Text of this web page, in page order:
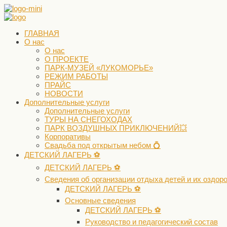
ГЛАВНАЯ
О нас
О нас
О ПРОЕКТЕ
ПАРК-МУЗЕЙ «ЛУКОМОРЬЕ»
РЕЖИМ РАБОТЫ
ПРАЙС
НОВОСТИ
Дополнительные услуги
Дополнительные услуги
ТУРЫ НА СНЕГОХОДАХ
ПАРК ВОЗДУШНЫХ ПРИКЛЮЧЕНИЙ💥
Корпоративы
Свадьба под открытым небом 💍
ДЕТСКИЙ ЛАГЕРЬ ⚽️
ДЕТСКИЙ ЛАГЕРЬ ⚽️
Сведения об организации отдыха детей и их
ДЕТСКИЙ ЛАГЕРЬ ⚽️
Основные сведения
ДЕТСКИЙ ЛАГЕРЬ ⚽️
Руководство и педагогический состав